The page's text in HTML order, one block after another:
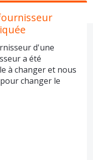
d'une
a été
à changer et nous
changer le